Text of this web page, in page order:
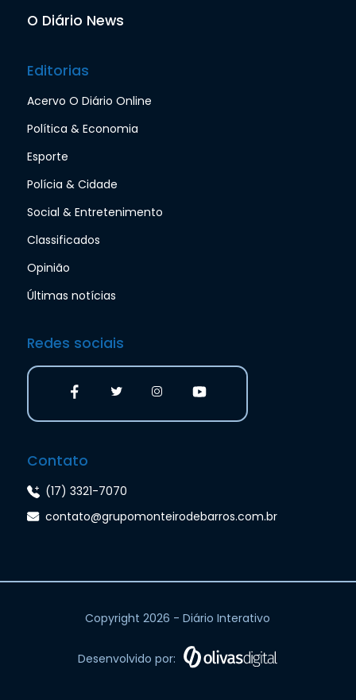
O Diário News
Editorias
Acervo O Diário Online
Política & Economia
Esporte
Polícia & Cidade
Social & Entretenimento
Classificados
Opinião
Últimas notícias
Redes sociais
Contato
(17) 3321-7070
contato@grupomonteirodebarros.com.br
Copyright 2026 - Diário Interativo
Desenvolvido por: